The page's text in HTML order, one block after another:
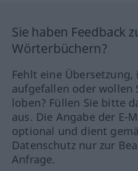
Sie haben Feedback
Wörterbüchern?
Fehlt eine
aufgefallen oder wollen
loben? Füllen Sie bitte
aus. Die Angabe der E-
optional und dient
Datenschutz nur zur
Anfrage.